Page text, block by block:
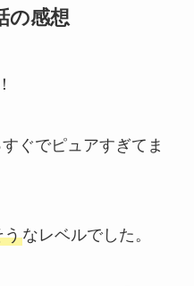
の感想
ぐでピュアすぎてま
うなレベルでした。